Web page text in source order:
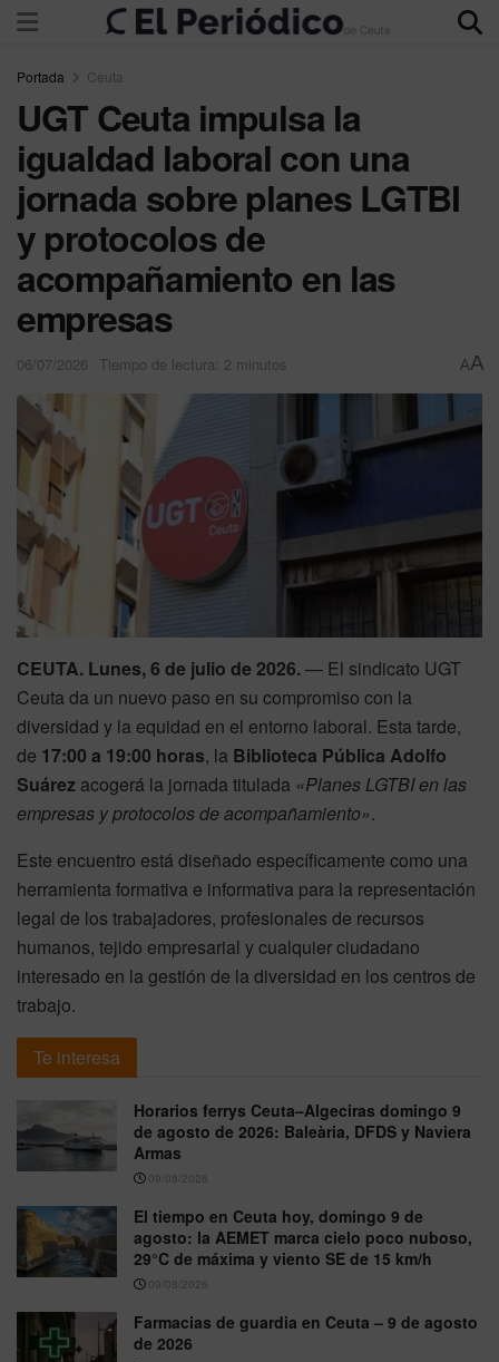
Portada Ceuta
UGT Ceuta impulsa la
igualdad laboral con una
jornada sobre planes LGTBI
y protocolos de
acompañamiento en las
empresas
06/07/2026 Tiempo de lectura: 2 minutos AA
CEUTA. Lunes, 6 de julio de 2026.— El sindicato UGT
Ceuta da un nuevo paso en su compromiso con la
diversidad y la equidad en el entorno laboral. Esta tarde,
de 17:00 a 19:00 horas, la Biblioteca Pública Adolfo
Suárez acogerá la jornada titulada «Planes LGTBI en las
empresas y protocolos de acompañamiento».
Este encuentro está diseñado específicamente como una
herramienta formativa e informativa para la representación
legal de los trabajadores, profesionales de recursos
humanos, tejido empresarial y cualquier ciudadano
interesado en la gestión de la diversidad en los centros de
trabajo.
Te interesa
Horarios ferrys Ceuta–Algeciras domingo 9
de agosto de 2026: Baleària, DFDS y Naviera
Armas
09/08/2026
El tiempo en Ceuta hoy, domingo 9 de
agosto: la AEMET marca cielo poco nuboso,
29°C de máxima y viento SE de 15 km/h
09/08/2026
Farmacias de guardia en Ceuta – 9 de agosto
de 2026